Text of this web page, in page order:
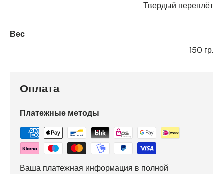
Твердый переплёт
Вес
150 гр.
Оплата
Платежные методы
Ваша платежная информация в полной